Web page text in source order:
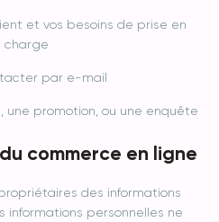
et vos besoins de prise en
charge
par e-mail
une promotion, ou une enquête
commerce en ligne
des informations
informations personnelles ne